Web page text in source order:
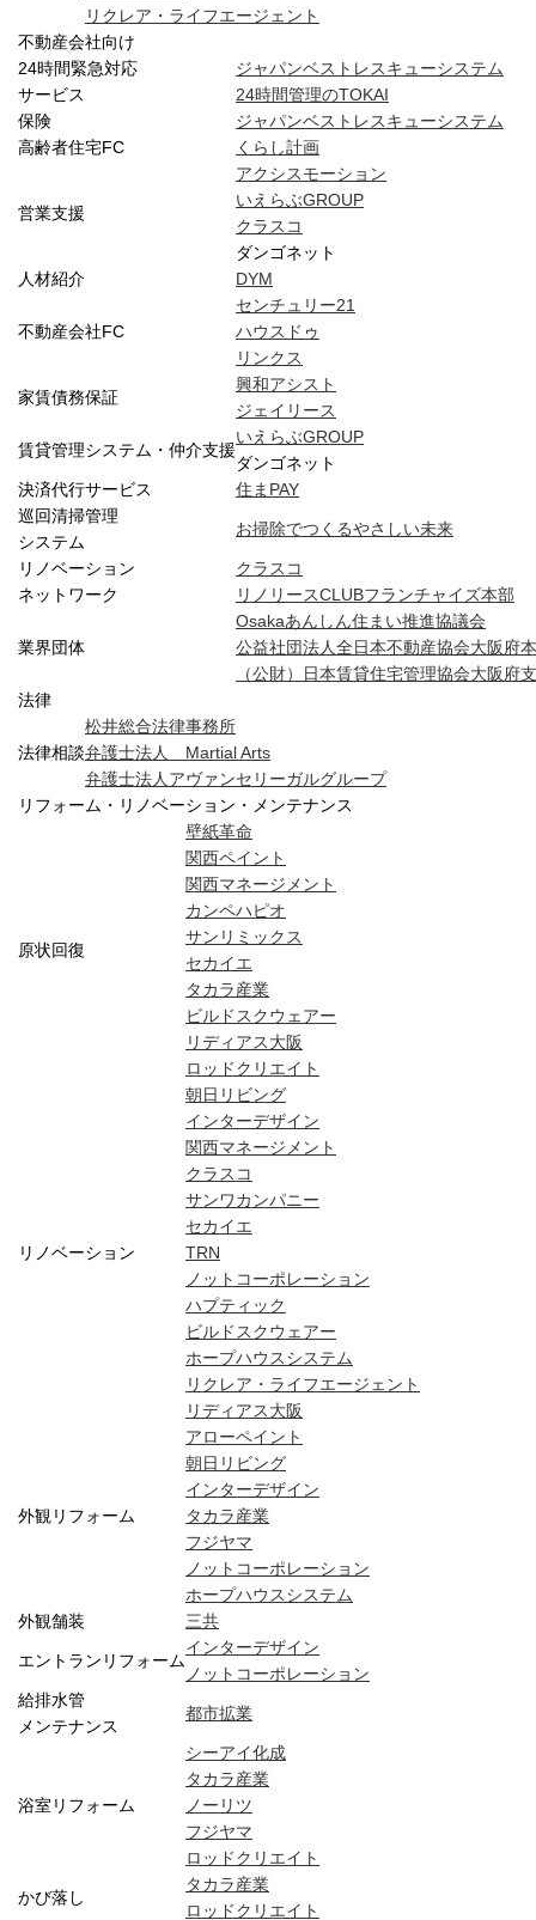
リクレア・ライフエージェント
不動産会社向け
24時間緊急対応
サービス
ジャパンベストレスキューシステム
24時間管理のTOKAI
保険
ジャパンベストレスキューシステム
高齢者住宅FC
くらし計画
営業支援
アクシスモーション
いえらぶGROUP
クラスコ
ダンゴネット
人材紹介
DYM
不動産会社FC
センチュリー21
ハウスドゥ
リンクス
家賃債務保証
興和アシスト
ジェイリース
賃貸管理システム・仲介支援
いえらぶGROUP
ダンゴネット
決済代行サービス
住まPAY
巡回清掃管理
システム
お掃除でつくるやさしい未来
リノベーション
ネットワーク
クラスコ
リノリースCLUBフランチャイズ本部
業界団体
Osakaあんしん住まい推進協議会
公益社団法人全日本不動産協会大阪府
（公財）日本賃貸住宅管理協会大阪府
法律
法律相談
松井総合法律事務所
弁護士法人 Martial Arts
弁護士法人アヴァンセリーガルグループ
リフォーム・リノベーション・メンテナンス
原状回復
壁紙革命
関西ペイント
関西マネージメント
カンペハピオ
サンリミックス
セカイエ
タカラ産業
ビルドスクウェアー
リディアス大阪
ロッドクリエイト
リノベーション
朝日リビング
インターデザイン
関西マネージメント
クラスコ
サンワカンパニー
セカイエ
TRN
ノットコーポレーション
ハプティック
ビルドスクウェアー
ホープハウスシステム
リクレア・ライフエージェント
リディアス大阪
外観リフォーム
アローペイント
朝日リビング
インターデザイン
タカラ産業
フジヤマ
ノットコーポレーション
ホープハウスシステム
外観舗装
三共
エントランリフォーム
インターデザイン
ノットコーポレーション
給排水管
メンテナンス
都市拡業
浴室リフォーム
シーアイ化成
タカラ産業
ノーリツ
フジヤマ
ロッドクリエイト
かび落し
タカラ産業
ロッドクリエイト